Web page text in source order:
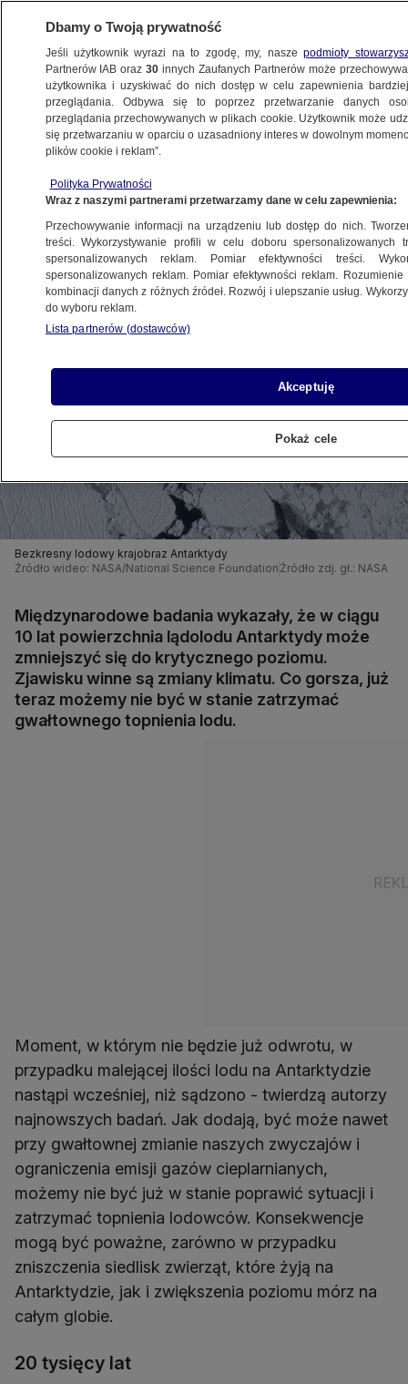
METEO
ŚWIAT
możemy być w punkcie krytycznym
20.11.2021, 21:52
Udostępnij
Bezkresny lodowy krajobraz Antarktydy
Źródło wideo: NASA/National Science Foundation Źródło zdj. gł.: NASA
Międzynarodowe badania wykazały, że w ciągu
10 lat powierzchnia lądolodu Antarktydy może
zmniejszyć się do krytycznego poziomu.
Zjawisku winne są zmiany klimatu. Co gorsza, już
teraz możemy nie być w stanie zatrzymać
gwałtownego topnienia lodu.
Moment, w którym nie będzie już odwrotu, w
przypadku malejącej ilości lodu na Antarktydzie
nastąpi wcześniej, niż sądzono - twierdzą autorzy
najnowszych badań. Jak dodają, być może nawet
przy gwałtownej zmianie naszych zwyczajów i
ograniczenia emisji gazów cieplarnianych,
możemy nie być już w stanie poprawić sytuacji i
zatrzymać topnienia lodowców. Konsekwencje
mogą być poważne, zarówno w przypadku
zniszczenia siedlisk zwierząt, które żyją na
Antarktydzie, jak i zwiększenia poziomu mórz na
całym globie.
20 tysięcy lat
Dbamy o Twoją prywatność
Jeśli użytkownik wyrazi na to zgodę, my, naszepodmioty
Partnerów IAB oraz30 innych Zaufanych Partnerów może
użytkownika i uzyskiwać do nich dostęp w celu zapewnienia
przeglądania. Odbywa się to poprzez przetwarzanie danych
przeglądania przechowywanych w plikach cookie. Użytkownik może
się przetwarzaniu w oparciu o uzasadniony interes w dowolnym
plików cookie i reklam”.
Polityka Prywatności
Wraz z naszymi partnerami przetwarzamy dane w celu zapewnienia:
Przechowywanie informacji na urządzeniu lub dostęp do nich.
treści. Wykorzystywanie profili w celu doboru spersonalizowanych
spersonalizowanych reklam. Pomiar efektywności treści.
spersonalizowanych reklam. Pomiar efektywności reklam.
kombinacji danych z różnych źródeł. Rozwój i ulepszanie usług.
do wyboru reklam.
Lista partnerów (dostawców)
Akceptuję
Pokaż cele